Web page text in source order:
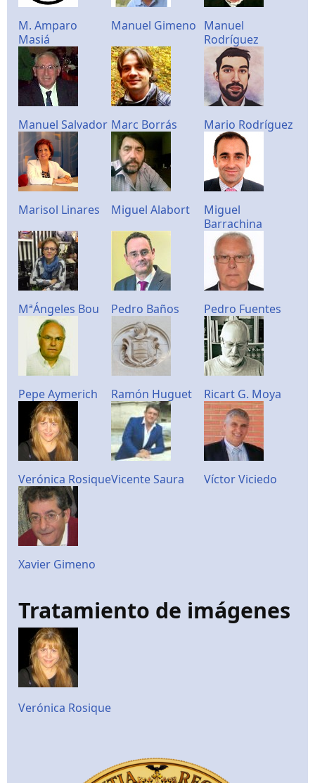
M. Amparo
Masiá
Manuel Gimeno Manuel
Rodríguez
Manuel Salvador Marc Borrás Mario Rodríguez
Marisol Linares Miguel Alabort
Miguel
Barrachina
MªÁngeles Bou Pedro Baños Pedro Fuentes
Pepe Aymerich Ramón Huguet Ricart G. Moya
Verónica RosiqueVicente Saura Víctor Viciedo
Xavier Gimeno
Tratamiento de imágenes
Verónica Rosique